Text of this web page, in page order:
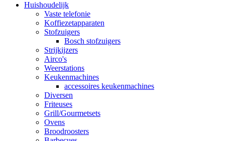
Huishoudelijk
Vaste telefonie
Koffiezetapparaten
Stofzuigers
Bosch stofzuigers
Strijkijzers
Airco's
Weerstations
Keukenmachines
accessoires keukenmachines
Diversen
Friteuses
Grill/Gourmetsets
Ovens
Broodroosters